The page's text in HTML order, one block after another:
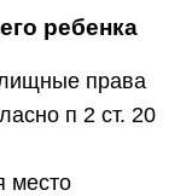
ребенка
права
п 2 ст. 20
место